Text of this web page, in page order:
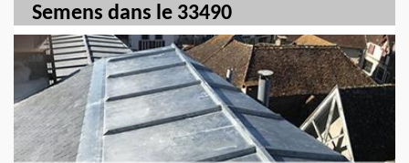
Semens dans le 33490